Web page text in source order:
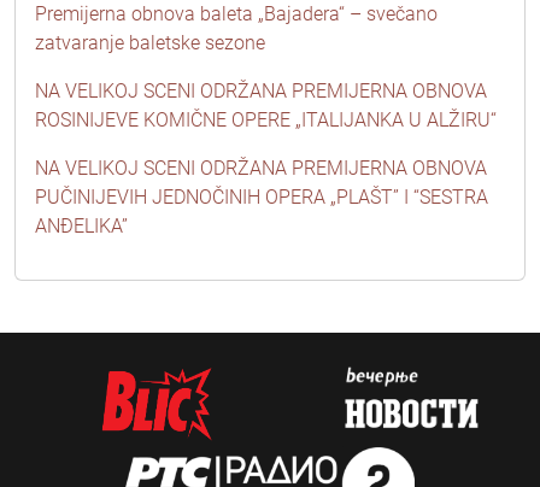
Premijerna obnova baleta „Bajadera“ – svečano
zatvaranje baletske sezone
NA VELIKOJ SCENI ODRŽANA PREMIJERNA OBNOVA
ROSINIJEVE KOMIČNE OPERE „ITALIJANKA U ALŽIRU“
NA VELIKOJ SCENI ODRŽANA PREMIJERNA OBNOVA
PUČINIJEVIH JEDNOČINIH OPERA „PLAŠT” I “SESTRA
ANĐELIKA”